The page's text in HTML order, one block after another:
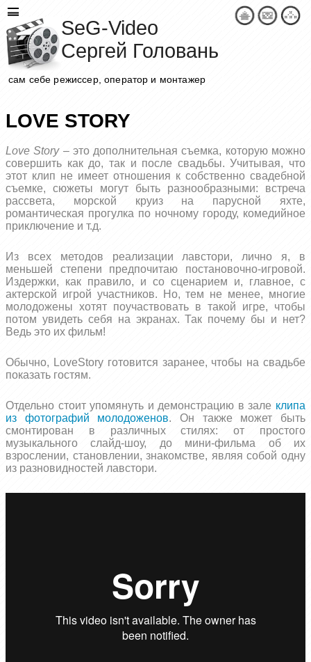
SeG-Video
Сергей Головань
сам себе режиссер, оператор и монтажер
LOVE STORY
Love Story– это дополнительная съемка, которую можно
совершить как до, так и после свадьбы. Учитывая, что
этот клип не имеет отношения к собственно свадебной
съемке, сюжеты могут быть разнообразными: встреча
рассвета, морской круиз на парусной яхте,
романтическая прогулка по ночному городу, комедийное
приключение и т.д.
Из всех методов реализации лавстори, лично я, в
меньшей степени предпочитаю постановочно-игровой.
Издержки, как правило, и со сценарием и, главное, с
актерской игрой участников. Но, тем не менее, многие
молодожены хотят поучаствовать в такой игре, чтобы
потом увидеть себя на экранах. Так почему бы и нет?
Ведь это их фильм!
Обычно, LoveStory готовится заранее, чтобы на свадьбе
показать гостям.
Отдельно стоит упомянуть и демонстрацию в зале клипа
из фотографий молодоженов. Он также может быть
смонтирован в различных стилях: от простого
музыкального слайд-шоу, до мини-фильма об их
взрослении, становлении, знакомстве, являя собой одну
из разновидностей лавстори.